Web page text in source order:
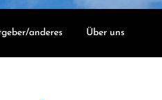
anderes Über uns